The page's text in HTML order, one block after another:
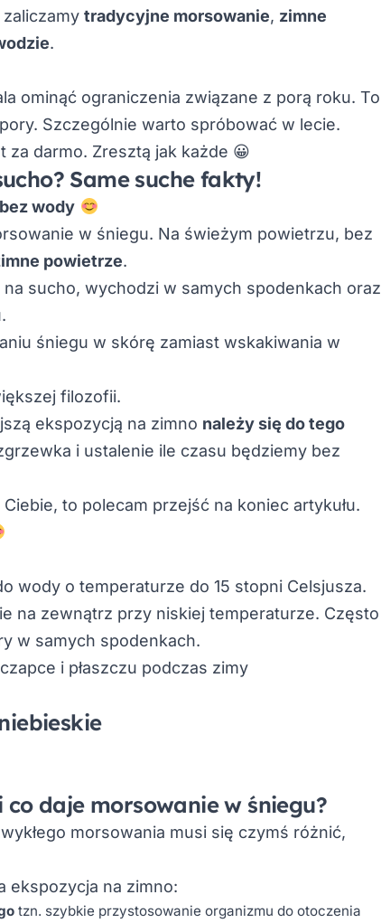
tradycyjne morsowanie, zimne
.
ominąć ograniczenia związane z porą roku. To
Szczególnie warto spróbować w lecie.
darmo. Zresztą jak każde 😀
Same suche fakty!
wody
w śniegu. Na świeżym powietrzu, bez
powietrze.
sucho, wychodzi w samych spodenkach oraz
śniegu w skórę zamiast wskakiwania w
filozofii.
ekspozycją na zimno należy się do tego
i ustalenie ile czasu będziemy bez
to polecam przejść na koniec artykułu.
wody o temperaturze do 15 stopni Celsjusza.
na zewnątrz przy niskiej temperaturze. Często
w samych spodenkach.
daje morsowanie w śniegu?
morsowania musi się czymś różnić,
ekspozycja na zimno:
tzn. szybkie przystosowanie organizmu do otoczenia